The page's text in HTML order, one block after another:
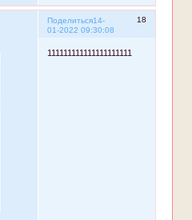
Поделиться 18
14-
01-2022 09:30:08
111111111111111111111